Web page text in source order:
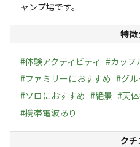
ャンプ場です。
特徴
#体験アクティビティ #カップ
#ファミリーにおすすめ #グ
#ソロにおすすめ #絶景 #天
#携帯電波あり
クチ